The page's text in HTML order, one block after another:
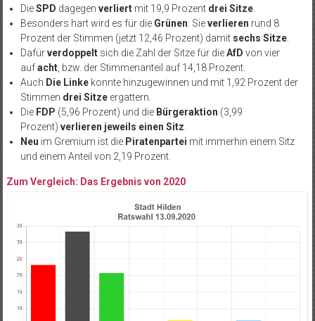
DieSPD dagegen verliertmit 19,9 Prozent drei Sitze.
Besonders hart wird es für die Grünen: Sieverlieren rund 8
Prozent der Stimmen (jetzt 12,46 Prozent) damit sechs Sitze.
Dafürverdoppeltsich die Zahl der Sitze für dieAfD von vier
aufacht, bzw. der Stimmenanteil auf 14,18 Prozent.
Auch Die Linkekonnte hinzugewinnen und mit 1,92 Prozent der
Stimmen drei Sitzeergattern.
Die FDP (5,96 Prozent) und die Bürgeraktion (3,99
Prozent) verlieren jeweils einen Sitz
Neu im Gremium ist die Piratenpartei mit immerhin einem Sitz
und einem Anteil von 2,19 Prozent.
Zum Vergleich: Das Ergebnis von 2020